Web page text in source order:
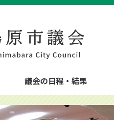
議会の日程・結果